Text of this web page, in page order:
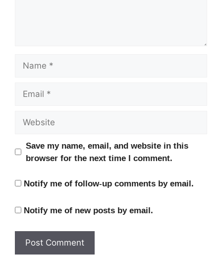
Name
Email
Website
Save my name, email, and website in this
browser for the next time I comment.
Notify me of follow-up comments by email.
Notify me of new posts by email.